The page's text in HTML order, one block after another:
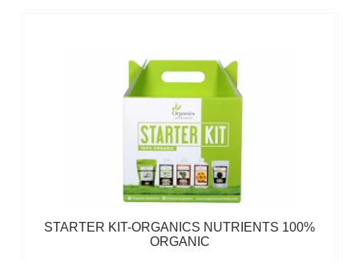
STARTER KIT-ORGANICS NUTRIENTS 100%
ORGANIC